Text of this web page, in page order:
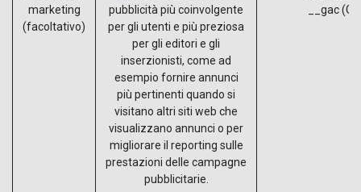
marketing
(facoltativo)
pubblicità più coinvolgente
per gli utenti e più preziosa
per gli editori e gli
inserzionisti, come ad
esempio fornire annunci
più pertinenti quando si
visitano altri siti web che
visualizzano annunci o per
migliorare il reporting sulle
prestazioni delle campagne
pubblicitarie.
__gac